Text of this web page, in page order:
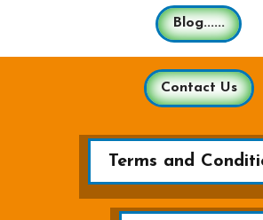
Blog......
Contact Us
Terms and